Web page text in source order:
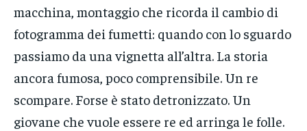
macchina, montaggio che ricorda il cambio di
fotogramma dei fumetti: quando con lo sguardo
passiamo da una vignetta all’altra. La storia
ancora fumosa, poco comprensibile. Un re
scompare. Forse è stato detronizzato. Un
giovane che vuole essere re ed arringa le folle.